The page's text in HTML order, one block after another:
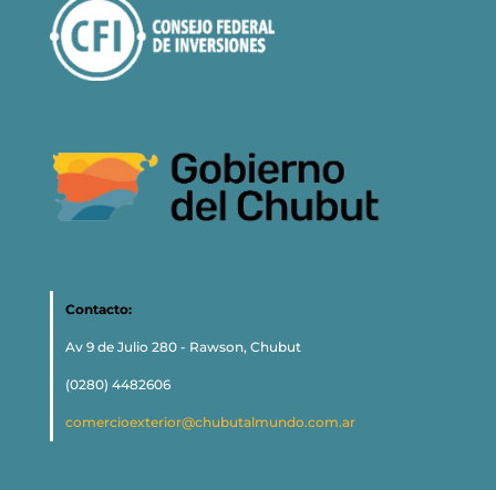
Contacto:
Av 9 de Julio 280 - Rawson, Chubut
(0280) 4482606
comercioexterior@chubutalmundo.com.ar